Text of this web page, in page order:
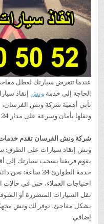
عندما تتعرض سيارتك لعطل
الحاجة إلى خدمةونش إنقاذ
تأتي أهمية شركة ونش الفرسان،
ونقلها بأمان وسرعة على مدار 24 ساعة.
شركة ونش الفرسان تقدم
ونش إنقاذ سيارات على الطرق:
يقوم فريقنا بسحب سيارتك إلى
خدمة الطوارئ 24
احتياجات العملاء، حتى في
نقل السيارات المتضررة أو
بشكل مفاجئ، نوفر لك ونش
إضافي.